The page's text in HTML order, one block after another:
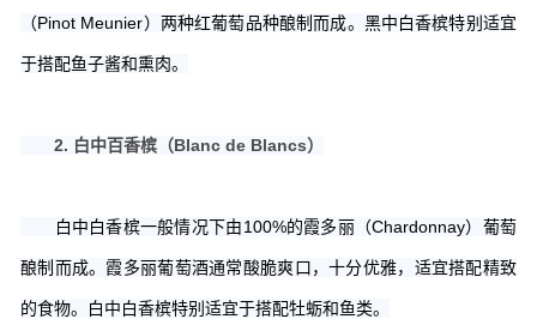
（Pinot Meunier）两种红葡萄品种酿制而成。黑中白香槟特别适宜
于搭配鱼子酱和熏肉。
2. 白中百香槟（Blanc de Blancs）
白中白香槟一般情况下由100%的霞多丽（Chardonnay）葡萄
酿制而成。霞多丽葡萄酒通常酸脆爽口，十分优雅，适宜搭配精致
的食物。白中白香槟特别适宜于搭配牡蛎和鱼类。